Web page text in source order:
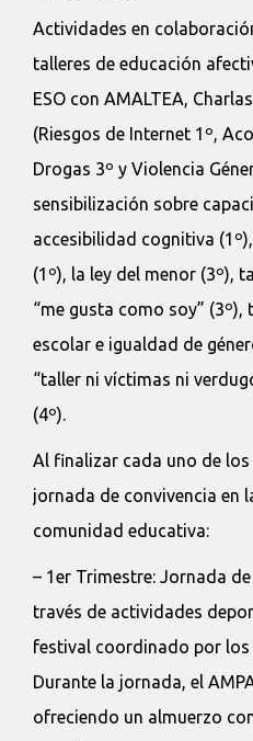
Actividades en
talleres de educación
ESO con AMALTEA,
(Riesgos de Internet 1º,
Drogas 3º y Violencia
sensibilización sobre
accesibilidad cognitiva
(1º), la ley del menor (3º),
“me gusta como soy”
escolar e igualdad de
“taller ni víctimas ni
(4º).
Al finalizar cada uno de
jornada de convivencia en
comunidad educativa:
– 1er Trimestre: Jornada
través de actividades
festival coordinado por los
Durante la jornada, el
ofreciendo un almuerzo